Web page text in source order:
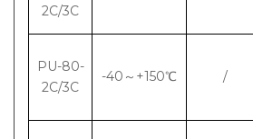
2C/3C
PU-80-
2C/3C
-40～+150℃ /